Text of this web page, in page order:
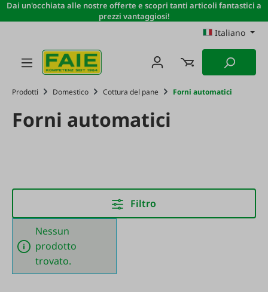
Passa al contenuto principale
Dai un'occhiata alle nostre offerte e scopri tanti articoli fantastici a
prezzi vantaggiosi!
Italiano
Prodotti Domestico Cottura del pane Forni automatici
Forni automatici
Filtro
Nessun
prodotto
trovato.